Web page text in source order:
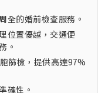
全的婚前檢查服務。
位置優越，交通便
。
篩檢，提供高達97%
確性。